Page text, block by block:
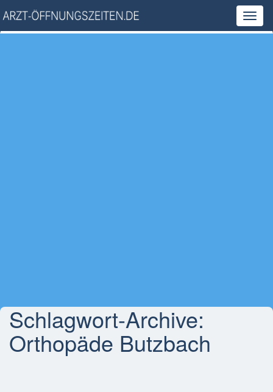
Schlagwort-Archive:
Orthopäde Butzbach